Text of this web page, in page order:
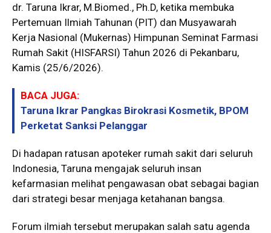
dr. Taruna Ikrar, M.Biomed., Ph.D, ketika membuka
Pertemuan Ilmiah Tahunan (PIT) dan Musyawarah
Kerja Nasional (Mukernas) Himpunan Seminat Farmasi
Rumah Sakit (HISFARSI) Tahun 2026 di Pekanbaru,
Kamis (25/6/2026).
BACA JUGA:
Taruna Ikrar Pangkas Birokrasi Kosmetik, BPOM
Perketat Sanksi Pelanggar
Di hadapan ratusan apoteker rumah sakit dari seluruh
Indonesia, Taruna mengajak seluruh insan
kefarmasian melihat pengawasan obat sebagai bagian
dari strategi besar menjaga ketahanan bangsa.
Forum ilmiah tersebut merupakan salah satu agenda